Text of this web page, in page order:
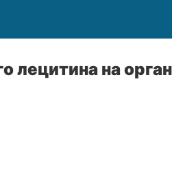
лецитина на